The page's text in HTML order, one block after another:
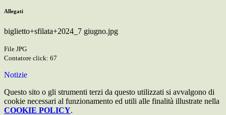
Allegati
biglietto+sfilata+2024_7 giugno.jpg
File JPG
Contatore click: 67
Notizie
Questo sito o gli strumenti terzi da questo utilizzati si avvalgono di
cookie necessari al funzionamento ed utili alle finalità illustrate nella
COOKIE POLICY.